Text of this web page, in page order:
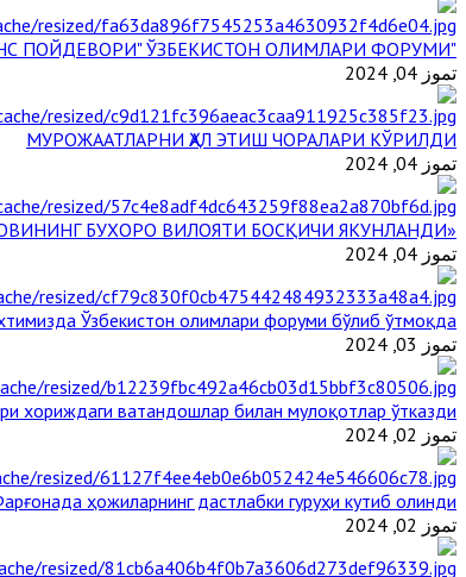
"БУЮК АЖДОДЛАР МЕРОСИ – III РЕНЕССАНС ПОЙДЕВОРИ" ЎЗБЕКИСТОН ОЛИМЛАРИ ФОРУМИ
تموز 04, 2024
МУРОЖААТЛАРНИ ҲАЛ ЭТИШ ЧОРАЛАРИ КЎРИЛДИ
تموز 04, 2024
«ЙИЛ ИМОМИ – 2024» КЎРИК ТАНЛОВИНИНГ БУХОРО ВИЛОЯТИ БОСҚИЧИ ЯКУНЛАНДИ
تموز 04, 2024
Ўзбекистон олимлари форуми бўлиб ўтмоқда
تموز 03, 2024
хориждаги ватандошлар билан мулоқотлар ўтказди
تموز 02, 2024
ҳожиларнинг дастлабки гуруҳи кутиб олинди
تموز 02, 2024